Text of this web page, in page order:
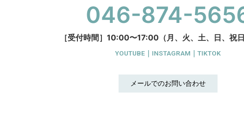
046-874-
［受付時間］10:00〜17:00（月、火、土、日、祝日
YOUTUBE INSTAGRAM TIKTOK
メールでのお問い合わせ